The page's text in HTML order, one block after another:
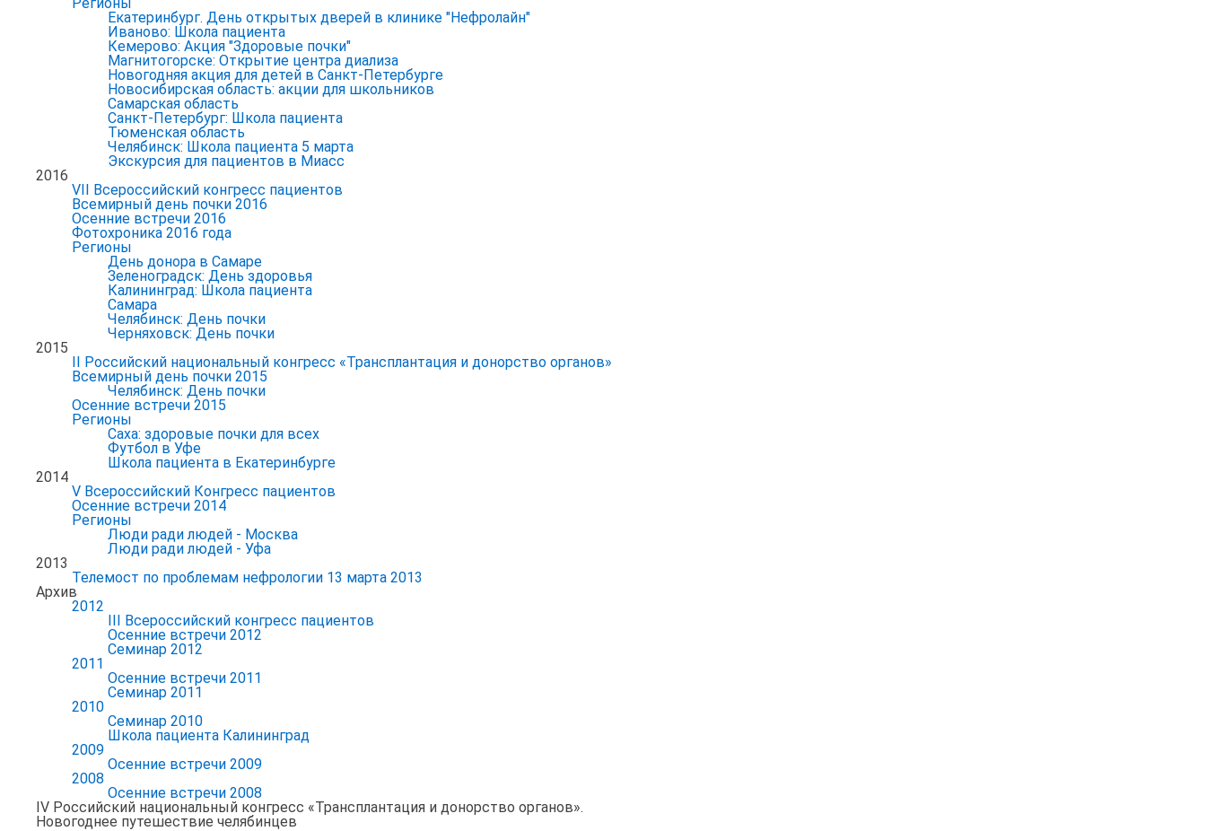
Екатеринбург. День открытых дверей в клинике "Нефролайн"
Иваново: Школа пациента
Кемерово: Акция "Здоровые почки"
Магнитогорске: Открытие центра диализа
Новогодняя акция для детей в Санкт-Петербурге
Новосибирская область: акции для школьников
Самарская область
Санкт-Петербург: Школа пациента
Тюменская область
Челябинск: Школа пациента 5 марта
Экскурсия для пациентов в Миасс
2016
VII Всероссийский конгресс пациентов
Всемирный день почки 2016
Осенние встречи 2016
Фотохроника 2016 года
Регионы
День донора в Самаре
Зеленоградск: День здоровья
Калининград: Школа пациента
Самара
Челябинск: День почки
Черняховск: День почки
2015
II Российский национальный конгресс «Трансплантация и донорство органов»
Всемирный день почки 2015
Челябинск: День почки
Осенние встречи 2015
Регионы
Саха: здоровые почки для всех
Футбол в Уфе
Школа пациента в Екатеринбурге
2014
V Всероссийский Конгресс пациентов
Осенние встречи 2014
Регионы
Люди ради людей - Москва
Люди ради людей - Уфа
2013
Телемост по проблемам нефрологии 13 марта 2013
Архив
2012
III Всероссийский конгресс пациентов
Осенние встречи 2012
Семинар 2012
2011
Осенние встречи 2011
Семинар 2011
2010
Семинар 2010
Школа пациента Калининград
2009
Осенние встречи 2009
2008
Осенние встречи 2008
IV Российский национальный конгресс «Трансплантация и донорство органов».
Новогоднее путешествие челябинцев